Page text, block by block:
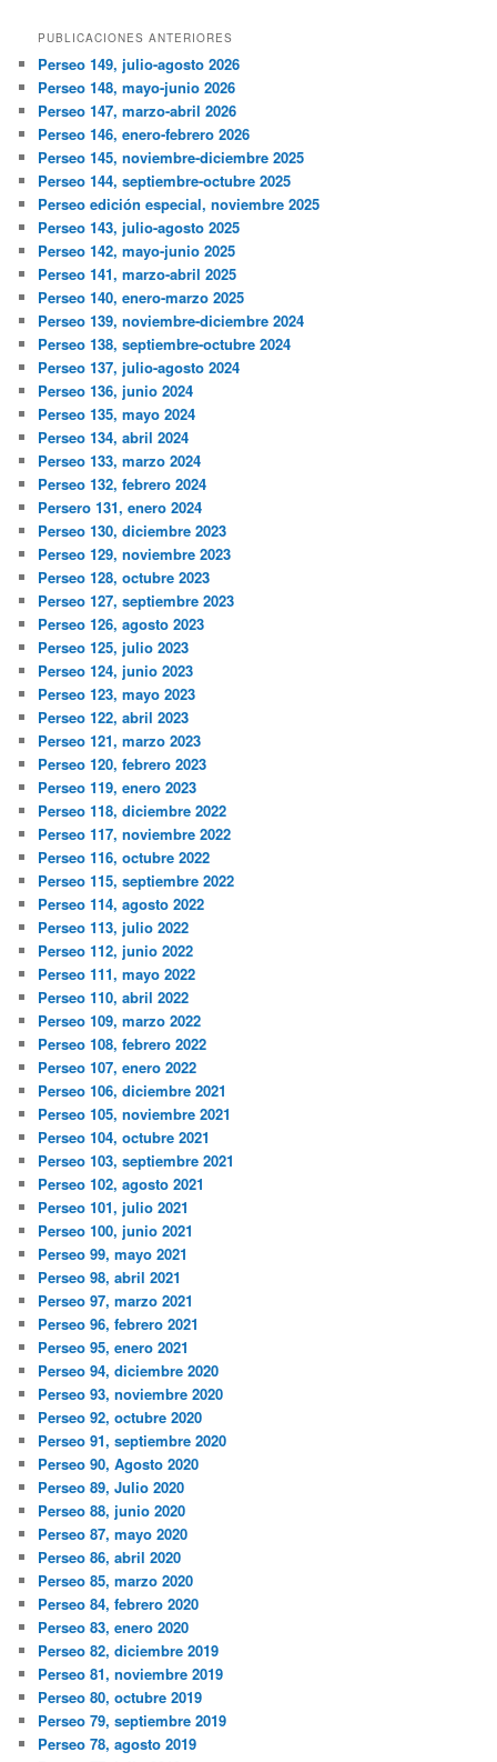
PUBLICACIONES ANTERIORES
Perseo 149, julio-agosto 2026
Perseo 148, mayo-junio 2026
Perseo 147, marzo-abril 2026
Perseo 146, enero-febrero 2026
Perseo 145, noviembre-diciembre 2025
Perseo 144, septiembre-octubre 2025
Perseo edición especial, noviembre 2025
Perseo 143, julio-agosto 2025
Perseo 142, mayo-junio 2025
Perseo 141, marzo-abril 2025
Perseo 140, enero-marzo 2025
Perseo 139, noviembre-diciembre 2024
Perseo 138, septiembre-octubre 2024
Perseo 137, julio-agosto 2024
Perseo 136, junio 2024
Perseo 135, mayo 2024
Perseo 134, abril 2024
Perseo 133, marzo 2024
Perseo 132, febrero 2024
Persero 131, enero 2024
Perseo 130, diciembre 2023
Perseo 129, noviembre 2023
Perseo 128, octubre 2023
Perseo 127, septiembre 2023
Perseo 126, agosto 2023
Perseo 125, julio 2023
Perseo 124, junio 2023
Perseo 123, mayo 2023
Perseo 122, abril 2023
Perseo 121, marzo 2023
Perseo 120, febrero 2023
Perseo 119, enero 2023
Perseo 118, diciembre 2022
Perseo 117, noviembre 2022
Perseo 116, octubre 2022
Perseo 115, septiembre 2022
Perseo 114, agosto 2022
Perseo 113, julio 2022
Perseo 112, junio 2022
Perseo 111, mayo 2022
Perseo 110, abril 2022
Perseo 109, marzo 2022
Perseo 108, febrero 2022
Perseo 107, enero 2022
Perseo 106, diciembre 2021
Perseo 105, noviembre 2021
Perseo 104, octubre 2021
Perseo 103, septiembre 2021
Perseo 102, agosto 2021
Perseo 101, julio 2021
Perseo 100, junio 2021
Perseo 99, mayo 2021
Perseo 98, abril 2021
Perseo 97, marzo 2021
Perseo 96, febrero 2021
Perseo 95, enero 2021
Perseo 94, diciembre 2020
Perseo 93, noviembre 2020
Perseo 92, octubre 2020
Perseo 91, septiembre 2020
Perseo 90, Agosto 2020
Perseo 89, Julio 2020
Perseo 88, junio 2020
Perseo 87, mayo 2020
Perseo 86, abril 2020
Perseo 85, marzo 2020
Perseo 84, febrero 2020
Perseo 83, enero 2020
Perseo 82, diciembre 2019
Perseo 81, noviembre 2019
Perseo 80, octubre 2019
Perseo 79, septiembre 2019
Perseo 78, agosto 2019